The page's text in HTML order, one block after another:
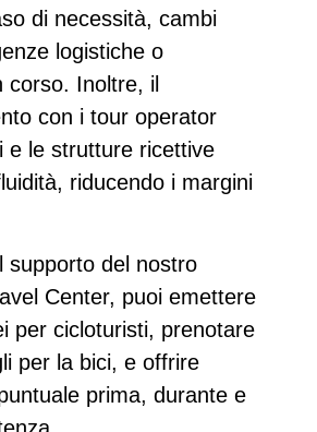
di necessità, cambi
logistiche o
corso. Inoltre, il
con i tour operator
e le strutture ricettive
riducendo i margini
supporto del nostro
Center, puoi emettere
per cicloturisti, prenotare
per la bici, e offrire
prima, durante e